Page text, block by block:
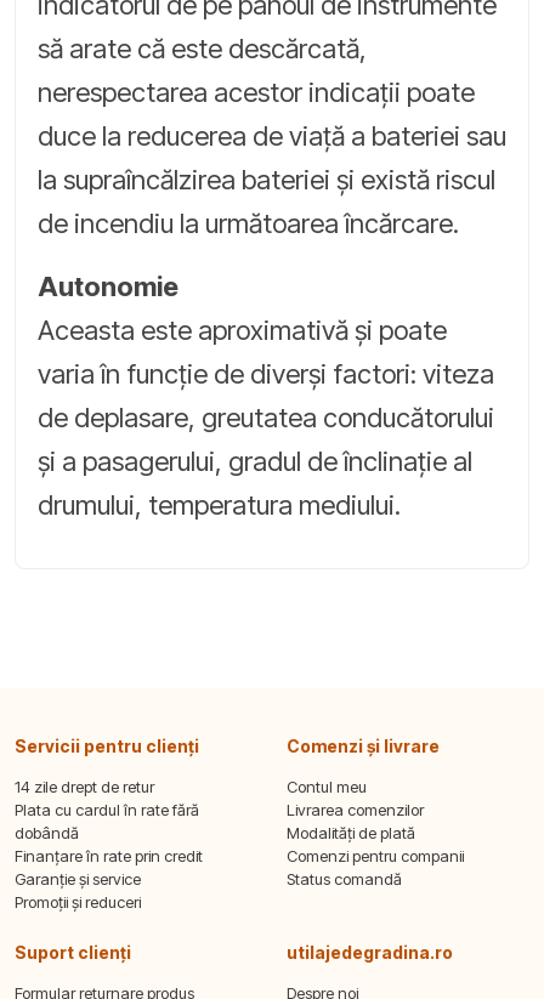
să arate că este descărcată,
nerespectarea acestor indicații poate
duce la reducerea de viață a bateriei sau
la supraîncălzirea bateriei și există riscul
de incendiu la următoarea încărcare.
Autonomie
Aceasta este aproximativă și poate
varia în funcție de diverși factori: viteza
de deplasare, greutatea conducătorului
și a pasagerului, gradul de înclinație al
drumului, temperatura mediului.
Servicii pentru clienți
14 zile drept de retur
Plata cu cardul în rate fără
dobândă
Finanțare în rate prin credit
Garanție și service
Promoții și reduceri
Comenzi și livrare
Contul meu
Livrarea comenzilor
Modalități de plată
Comenzi pentru companii
Status comandă
Suport clienți
Formular returnare produs
utilajedegradina.ro
Despre noi